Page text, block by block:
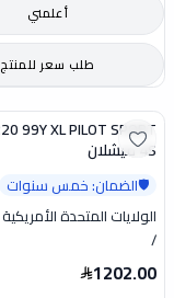
أعلمني
طلب سعر للمنتج
4S ميشلان
🛡️الضمان: خمس سنوات
الولايات المتحدة الأمريكية
/
1202.00